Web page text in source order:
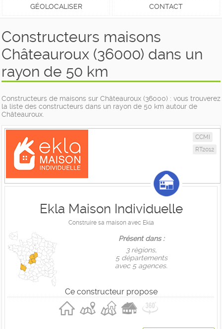
GÉOLOCALISER CONTACT
Constructeurs maisons
Châteauroux (36000) dans un
rayon de 50 km
Constructeurs de maisons sur Châteauroux (36000) : vous trouverez
la liste des constructeurs dans un rayon de 50 km autour de
Châteauroux.
CCMI
RT2012
Ekla Maison Individuelle
Construire sa maison avec Ekla
Présent dans :
3 règions,
5 départements
avec 5 agences.
Ce constructeur propose